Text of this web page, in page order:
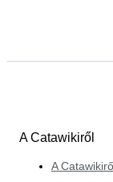
A Catawikiről
A